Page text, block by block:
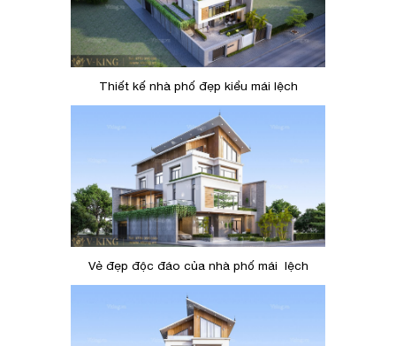
Thiết kế nhà phố đẹp kiểu mái lệch
Vẻ đẹp độc đáo của nhà phố mái lệch